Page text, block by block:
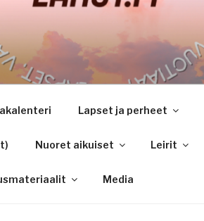
Lapset ja perheet
Nuoret aikuiset Leirit
Media